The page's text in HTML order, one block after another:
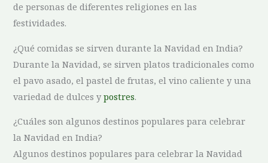
‍de personas de diferentes ⁣religiones en las
festividades.
¿Qué comidas se​ sirven ​durante la Navidad en ⁢India?
Durante la Navidad, se​ sirven platos tradicionales como
el pavo asado, el pastel de frutas, el vino caliente y una
variedad de ⁣dulces ypostres.
¿Cuáles ⁣son ‍algunos destinos populares para celebrar ​
la Navidad en India?
Algunos destinos populares para celebrar la Navidad